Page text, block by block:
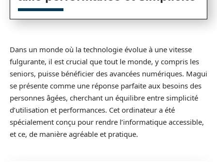
Dans un monde où la technologie évolue à une vitesse
fulgurante, il est crucial que tout le monde, y compris les
seniors, puisse bénéficier des avancées numériques. Magui
se présente comme une réponse parfaite aux besoins des
personnes âgées, cherchant un équilibre entre simplicité
d’utilisation et performances. Cet ordinateur a été
spécialement conçu pour rendre l’informatique accessible,
et ce, de manière agréable et pratique.